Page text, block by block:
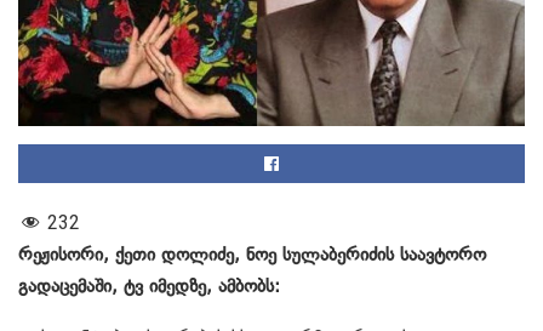
232
რეჟისორი, ქეთი დოლიძე, ნოე სულაბერიძის საავტორო
გადაცემაში, ტვ იმედზე, ამბობს: